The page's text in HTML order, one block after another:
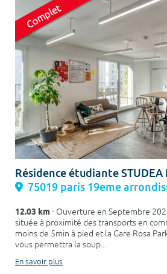
Résidence étudiante STUDEA
75019 paris 19eme
12.03 km- Ouverture en Septembre
située à proximité des transports en
moins de 5min à pied et la Gare Rosa
vous permettra la soup...
En savoir plus